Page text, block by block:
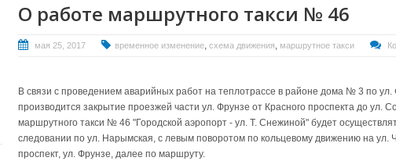
О работе маршрутного такси № 46
мая 25, 2017 временное изменение, схема движения, маршрутное такси
В связи с проведением аварийных работ на теплотрассе в районе дома № 3 по
производится закрытие проезжей части ул. Фрунзе от Красного проспекта до ул.
маршрутного такси № 46 "Городской аэропорт - ул. Т. Снежиной" будет
следовании по ул. Нарымская, с левым поворотом по кольцевому движению на ул.
проспект, ул. Фрунзе, далее по маршруту.